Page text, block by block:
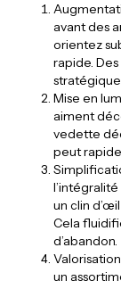
avant des
orientez
rapide.
stratégique
Mise en
aiment
vedette
peut
un clin
Cela
d’abandon.
un